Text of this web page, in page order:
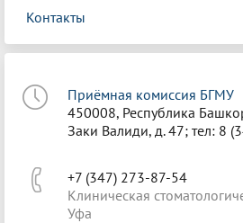
Контакты
Приёмная комиссия БГМУ
450008, Республика
Заки Валиди, д. 47; тел: 8
+7 (347) 273-87-54
Клиническая
Уфа